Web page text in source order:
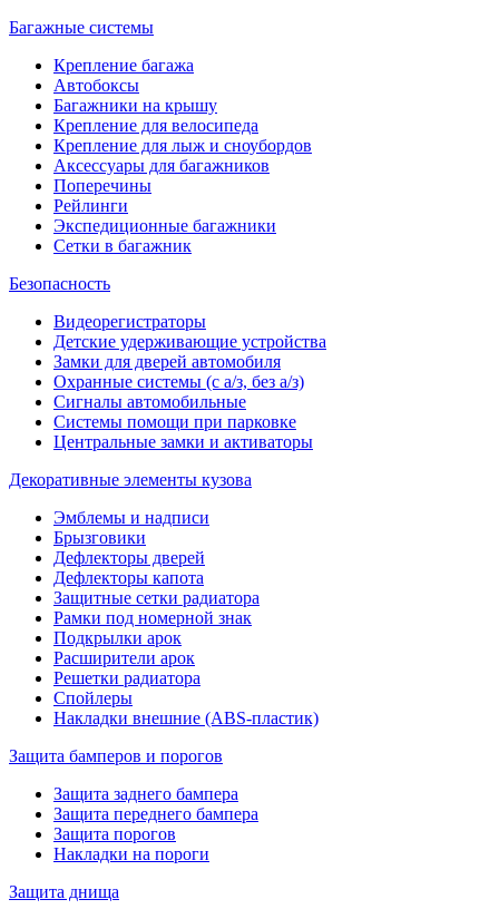
Багажные системы
Крепление багажа
Автобоксы
Багажники на крышу
Крепление для велосипеда
Крепление для лыж и сноубордов
Аксессуары для багажников
Поперечины
Рейлинги
Экспедиционные багажники
Сетки в багажник
Безопасность
Видеорегистраторы
Детские удерживающие устройства
Замки для дверей автомобиля
Охранные системы (с а/з, без а/з)
Сигналы автомобильные
Системы помощи при парковке
Центральные замки и активаторы
Декоративные элементы кузова
Эмблемы и надписи
Брызговики
Дефлекторы дверей
Дефлекторы капота
Защитные сетки радиатора
Рамки под номерной знак
Подкрылки арок
Расширители арок
Решетки радиатора
Спойлеры
Накладки внешние (ABS-пластик)
Защита бамперов и порогов
Защита заднего бампера
Защита переднего бампера
Защита порогов
Накладки на пороги
Защита днища